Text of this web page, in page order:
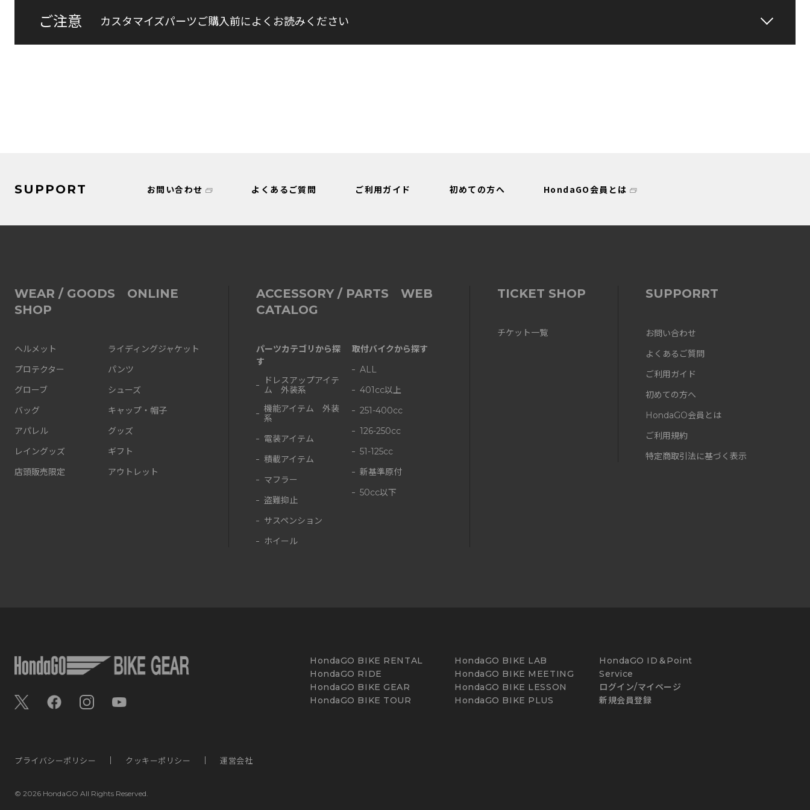
ご注意 カスタマイズパーツご購入前によくお読みください
SUPPORT お問い合わせ よくあるご質問 ご利用ガイド 初めての方へ HondaGO会員とは
WEAR / GOODS ONLINE
SHOP
ヘルメット
ライディングジャケット
プロテクター
パンツ
グローブ
シューズ
バッグ
キャップ・帽子
アパレル
グッズ
レイングッズ
ギフト
店頭販売限定
アウトレット
ACCESSORY / PARTS WEB
CATALOG
パーツカテゴリから探
す
ドレスアップアイテ
ム 外装系
機能アイテム 外装
系
電装アイテム
積載アイテム
マフラー
盗難抑止
サスペンション
ホイール
取付バイクから探す
ALL
401cc以上
251-400cc
126-250cc
51-125cc
新基準原付
50cc以下
TICKET SHOP
チケット一覧
SUPPORRT
お問い合わせ
よくあるご質問
ご利用ガイド
初めての方へ
HondaGO会員とは
ご利用規約
特定商取引法に基づく表示
HondaGO BIKE RENTAL
HondaGO RIDE
HondaGO BIKE GEAR
HondaGO BIKE TOUR
HondaGO BIKE LAB
HondaGO BIKE MEETING
HondaGO BIKE LESSON
HondaGO BIKE PLUS
HondaGO ID＆Point
Service
ログイン/マイページ
新規会員登録
プライバシーポリシー クッキーポリシー 運営会社
© 2026 HondaGO All Rights Reserved.